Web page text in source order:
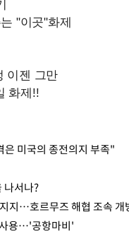
미국의 종전의지 부족"
나서나?
지…호르무즈 해협 조속 개
사용…'공항마비'